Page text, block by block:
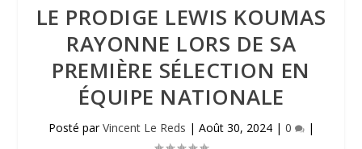
LE PRODIGE LEWIS KOUMAS
RAYONNE LORS DE SA
PREMIÈRE SÉLECTION EN
ÉQUIPE NATIONALE
Posté parVincent Le Reds | Août 30, 2024| 0 |